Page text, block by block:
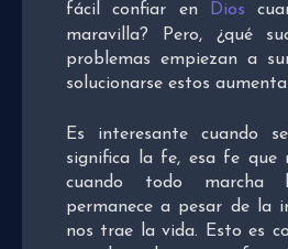
fácil confiar en
Dios
maravilla? Pero, ¿qué
problemas empiezan a
solucionarse estos
Es interesante cuando
significa la fe, esa fe que
cuando todo marcha
permanece a pesar de la
nos trae la vida. Esto es